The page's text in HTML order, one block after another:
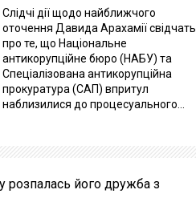
Слідчі дії щодо найближчого
оточення Давида Арахамії свідчать
про те, що Національне
антикорупційне бюро (НАБУ) та
Спеціалізована антикорупційна
прокуратура (САП) впритул
наблизилися до процесуального...
розпалась його дружба з